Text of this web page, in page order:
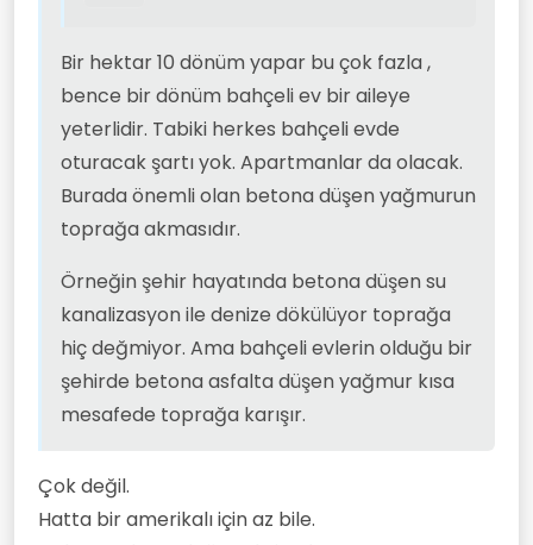
Bir hektar 10 dönüm yapar bu çok fazla ,
bence bir dönüm bahçeli ev bir aileye
yeterlidir. Tabiki herkes bahçeli evde
oturacak şartı yok. Apartmanlar da olacak.
Burada önemli olan betona düşen yağmurun
toprağa akmasıdır.
Örneğin şehir hayatında betona düşen su
kanalizasyon ile denize dökülüyor toprağa
hiç değmiyor. Ama bahçeli evlerin olduğu bir
şehirde betona asfalta düşen yağmur kısa
mesafede toprağa karışır.
Çok değil.
Hatta bir amerikalı için az bile.